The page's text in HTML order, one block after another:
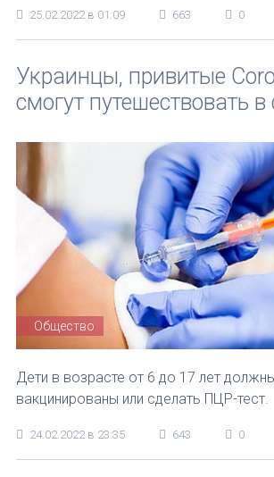
25.02.2022 в 01:09 663 0
Украинцы, привитые
смогут путешествовать
Общество
Дети в возрасте от 6 до 17 лет
вакцинированы или сделать ПЦР-тест.
24.02.2022 в 23:35 643 0